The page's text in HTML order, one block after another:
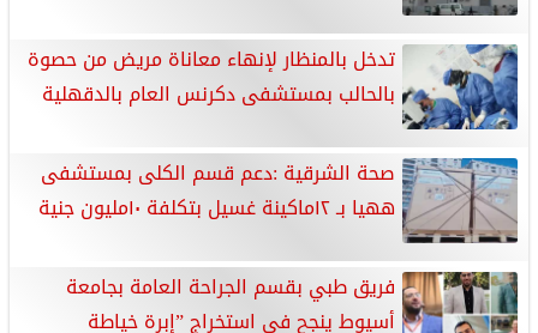
تدخل بالمنظار لإنهاء معاناة مريض من حصوة
بالحالب بمستشفى دكرنس العام بالدقهلية
صحة الشرقية :دعم قسم الكلى بمستشفى
ههيا بـ ١٢ماكينة غسيل بتكلفة ١٠مليون جنية
فريق طبي بقسم الجراحة العامة بجامعة
أسيوط ينجح في استخراج ”إبرة خياطة